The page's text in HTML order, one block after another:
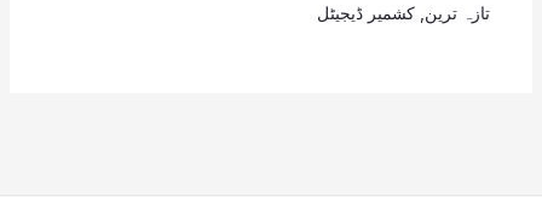
تازہ ترین کشمیر ڈیجیٹل